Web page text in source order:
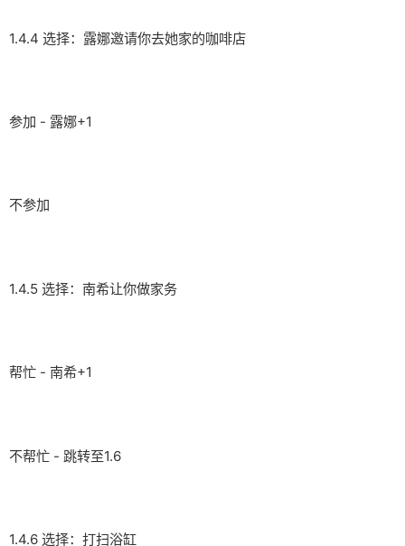
1.4.4 选择：露娜邀请你去她家的咖啡店
参加 - 露娜+1
不参加
1.4.5 选择：南希让你做家务
帮忙 - 南希+1
不帮忙 - 跳转至1.6
1.4.6 选择：打扫浴缸